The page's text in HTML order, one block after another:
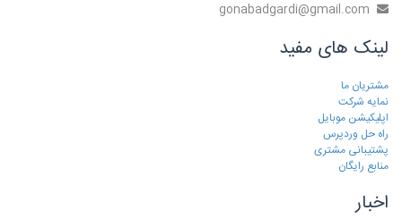
لینک های مفید
مشتریان ما
نمایه شرکت
اپلیکیشن موبایل
راه حل وردپرس
پشتیبانی مشتری
منابع رایگان
اخبار